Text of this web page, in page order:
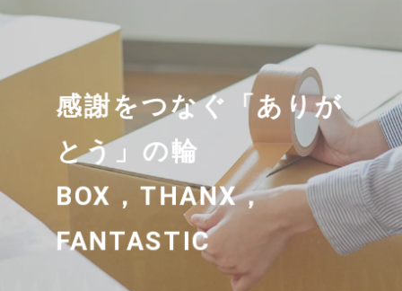
感謝をつなぐ「ありが
とう」の輪
BOX，THANX，
FANTASTIC
感謝をつなぐ「ありが
とう」の輪
BOX，THANX，
FANTASTIC
感謝をつなぐ「ありが
とう」の輪
BOX，THANX，
FANTASTIC
感謝をつなぐ「ありが
とう」の輪
BOX，THANX，
FANTASTIC
感謝をつなぐ「ありが
とう」の輪
BOX，THANX，
FANTASTIC
感謝をつなぐ「ありが
とう」の輪
BOX，THANX，
FANTASTIC